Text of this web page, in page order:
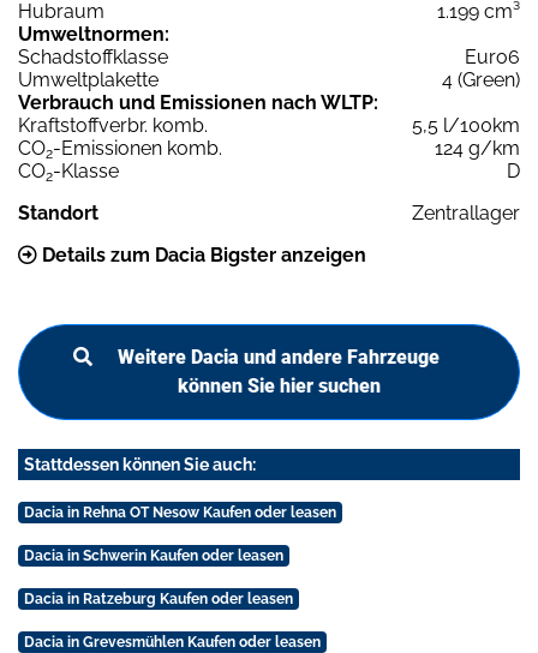
Hubraum
1.199 cm³
Umweltnormen:
Schadstoffklasse
Euro6
Umweltplakette
4 (Green)
Verbrauch und Emissionen nach WLTP:
Kraftstoffverbr. komb.
5,5 l/100km
CO2-Emissionen komb.
124 g/km
CO2-Klasse
D
Standort
Zentrallager
Details zum Dacia Bigster anzeigen
Weitere Dacia und andere Fahrzeuge
können Sie hier suchen
Stattdessen können Sie auch:
Dacia in Rehna OT Nesow Kaufen oder leasen
Dacia in Schwerin Kaufen oder leasen
Dacia in Ratzeburg Kaufen oder leasen
Dacia in Grevesmühlen Kaufen oder leasen